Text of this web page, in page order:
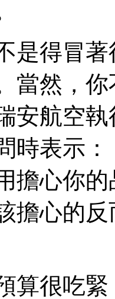
是得冒
當然，
安航空
時表示
擔心你
擔心的
算很吃